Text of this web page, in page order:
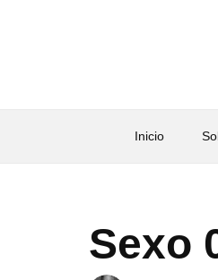
Inicio
Sexo